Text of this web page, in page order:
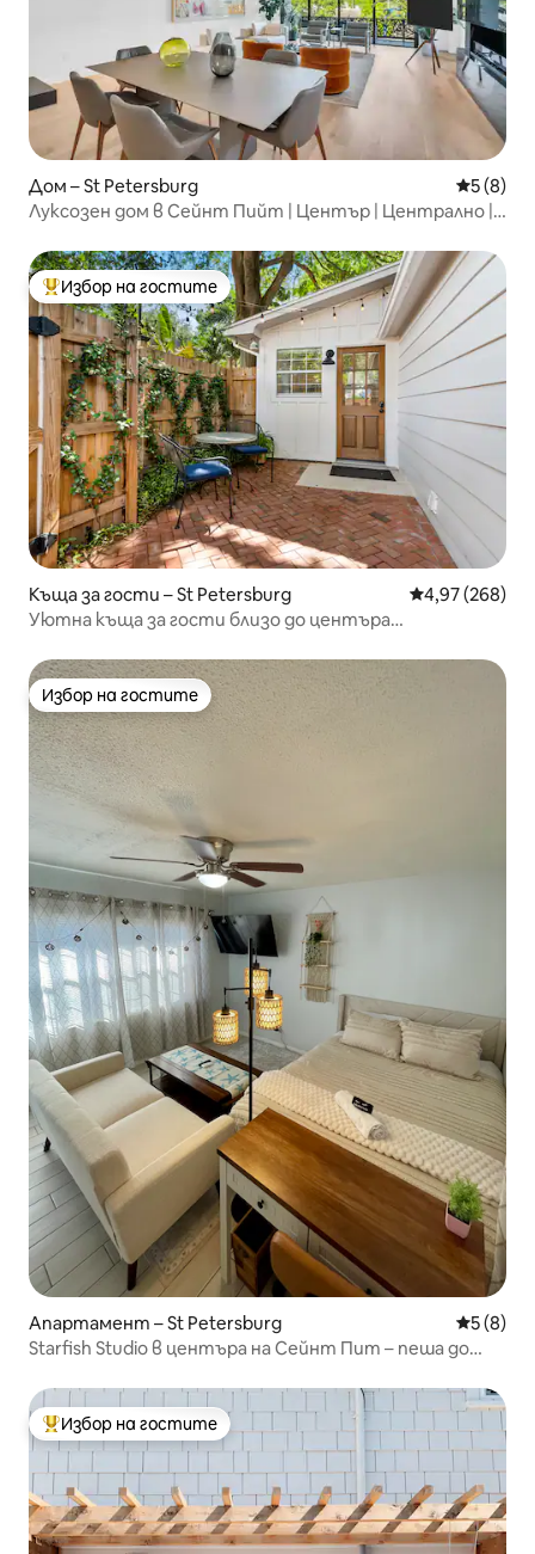
Дом – St Petersburg Средна
5 (8)
Луксозен дом в Сейнт Пийт | Център | Централно |
Най-популярен избор на гостите
Избор на гостите
Къща за гости – St Petersburg Средна
4,97 (268)
Уютна къща за гости близо до центъра
Избор на гостите
Избор на гостите
Апартамент – St Petersburg Средна
5 (8)
Starfish Studio в центъра на Сейнт Пит – пеша до
Най-популярен избор на гостите
Избор на гостите